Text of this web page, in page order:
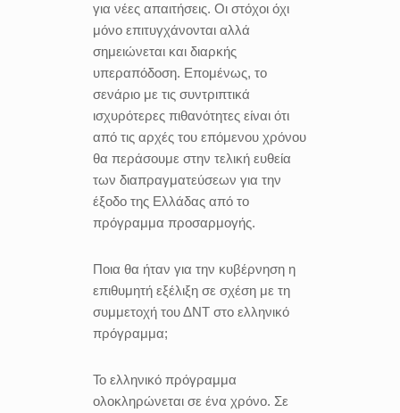
για νέες απαιτήσεις. Οι στόχοι όχι
μόνο επιτυγχάνονται αλλά
σημειώνεται και διαρκής
υπεραπόδοση. Επομένως, το
σενάριο με τις συντριπτικά
ισχυρότερες πιθανότητες είναι ότι
από τις αρχές του επόμενου χρόνου
θα περάσουμε στην τελική ευθεία
των διαπραγματεύσεων για την
έξοδο της Ελλάδας από το
πρόγραμμα προσαρμογής.
Ποια θα ήταν για την κυβέρνηση η
επιθυμητή εξέλιξη σε σχέση με τη
συμμετοχή του ΔΝΤ στο ελληνικό
πρόγραμμα;
Το ελληνικό πρόγραμμα
ολοκληρώνεται σε ένα χρόνο. Σε